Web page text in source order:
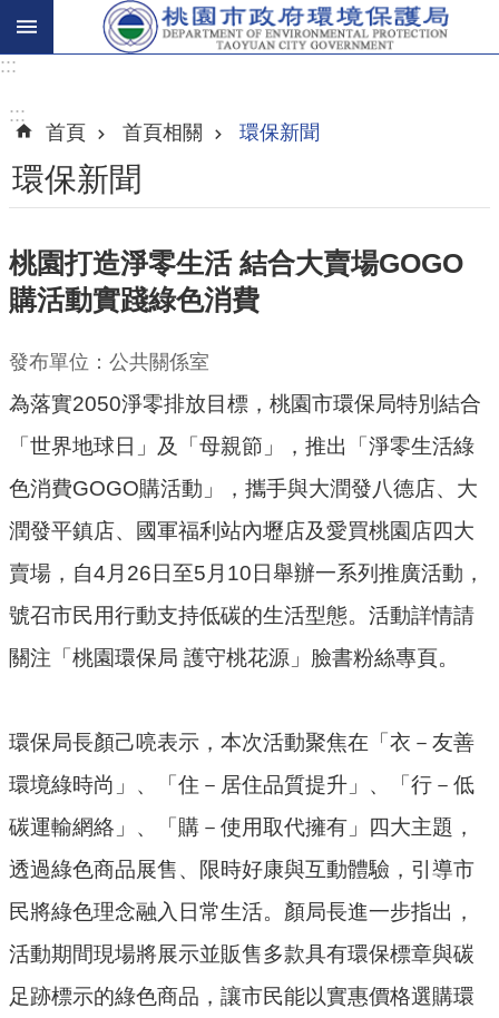
搜
尋
關
於
們
環
保
題
環
境
品
質
服
資
訊
公
開
所
機
:::
:::
首頁
首頁相關 環保新聞
環保新聞
桃園打造淨零生活 結合大賣場GOGO
購活動實踐綠色消費
發布單位：公共關係室
為落實2050淨零排放目標，桃園市環保局特別結合
「世界地球日」及「母親節」，推出「淨零生活綠
色消費GOGO購活動」，攜手與大潤發八德店、大
潤發平鎮店、國軍福利站內壢店及愛買桃園店四大
賣場，自4月26日至5月10日舉辦一系列推廣活動，
號召市民用行動支持低碳的生活型態。活動詳情請
關注「桃園環保局 護守桃花源」臉書粉絲專頁。
環保局長顏己喨表示，本次活動聚焦在「衣－友善
環境綠時尚」、「住－居住品質提升」、「行－低
碳運輸網絡」、「購－使用取代擁有」四大主題，
透過綠色商品展售、限時好康與互動體驗，引導市
民將綠色理念融入日常生活。顏局長進一步指出，
活動期間現場將展示並販售多款具有環保標章與碳
足跡標示的綠色商品，讓市民能以實惠價格選購環